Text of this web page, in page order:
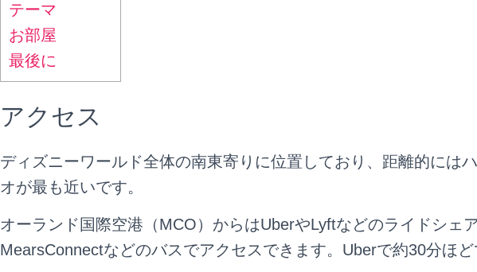
テーマ
お部屋
最後に
アクセス
ディズニーワールド全体の南東寄りに位置しており、距離的には
オが最も近いです。
オーランド国際空港（MCO）からはUberやLyftなどのライドシェア
MearsConnectなどのバスでアクセスできます。Uberで約30分ほど